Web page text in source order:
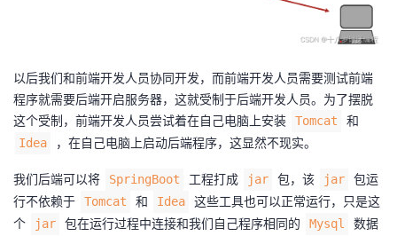
以后我们和前端开发人员协同开发，而前端开发人员需要测试前端
程序就需要后端开启服务器，这就受制于后端开发人员。为了摆脱
这个受制，前端开发人员尝试着在自己电脑上安装
Tomcat 和
Idea ，在自己电脑上启动后端程序，这显然不现实。
我们后端可以将 SpringBoot 工程打成 jar 包，该 jar
包运
行不依赖于
Tomcat 和 Idea
这些工具也可以正常运行，只是这
个
jar 包在运行过程中连接和我们自己程序相同的 Mysql
数据